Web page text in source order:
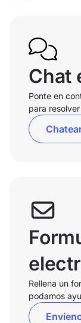
Chat
Ponte en
para
Rellena un
podamos